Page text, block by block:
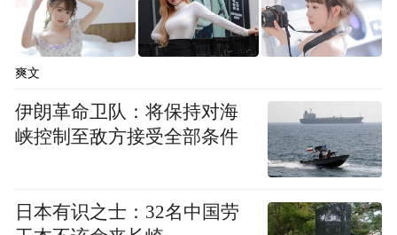
爽文
伊朗革命卫队：将保持对海
峡控制至敌方接受全部条件
日本有识之士：32名中国劳